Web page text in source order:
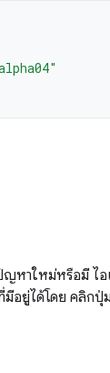
หาใหม่หรือมี ไอ
อยู่ได้โดย คลิกปุ่